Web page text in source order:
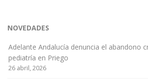
NOVEDADES
Adelante Andalucía denuncia el abandono
pediatría en Priego
26 abril, 2026